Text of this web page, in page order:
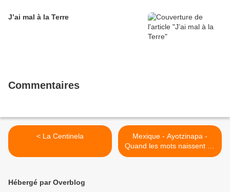
J’ai mal à la Terre
Commentaires
< La Centinela
Mexique - Ayotzinapa -
Quand les mots naissent du
cœur >
Hébergé par Overblog